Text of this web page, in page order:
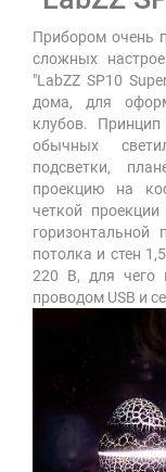
Прибором очень
сложных
"LabZZ SP10
дома, для
клубов.
обычных
подсветки,
проекцию на
четкой
горизонтальной
потолка и стен
220 В, для чего
проводом USB и